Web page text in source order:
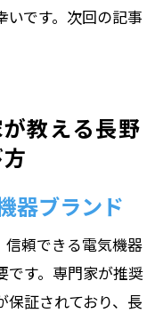
いです。次回の記事
教える長野
器ブランド
信頼できる電気機器
です。専門家が推奨
保証されており、長